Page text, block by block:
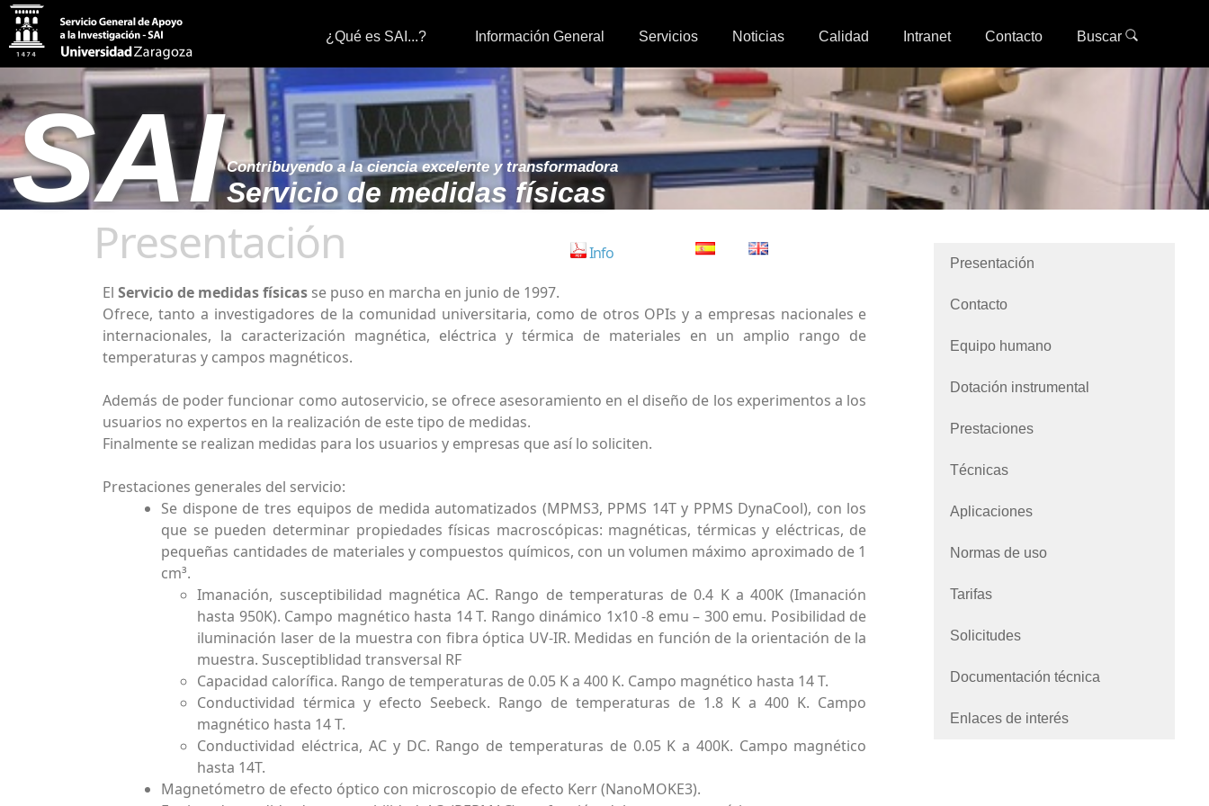
¿Qué es SAI...? Información General Servicios Noticias Calidad Intranet Contacto Buscar
SAI Contribuyendo a la ciencia excelente y transformadora
Servicio de medidas físicas
Presentación
Info
ElServicio de medidas físicas se puso en marcha en junio de 1997.
Ofrece, tanto a investigadores de la comunidad universitaria, como de otros OPIs y a empresas nacionales e
internacionales, la caracterización magnética, eléctrica y térmica de materiales en un amplio rango de
temperaturas y campos magnéticos.
Además de poder funcionar como autoservicio, se ofrece asesoramiento en el diseño de los experimentos a los
usuarios no expertos en la realización de este tipo de medidas.
Finalmente se realizan medidas para los usuarios y empresas que así lo soliciten.
Prestaciones generales del servicio:
Se dispone de tres equipos de medida automatizados (MPMS3, PPMS 14T y PPMS DynaCool), con los
que se pueden determinar propiedades físicas macroscópicas: magnéticas, térmicas y eléctricas, de
pequeñas cantidades de materiales y compuestos químicos, con un volumen máximo aproximado de 1
cm³.
Imanación, susceptibilidad magnética AC. Rango de temperaturas de 0.4 K a 400K (Imanación
hasta 950K). Campo magnético hasta 14 T. Rango dinámico 1x10 -8 emu – 300 emu. Posibilidad de
iluminación laser de la muestra con fibra óptica UV-IR. Medidas en función de la orientación de la
muestra. Susceptiblidad transversal RF
Capacidad calorífica. Rango de temperaturas de 0.05 K a 400 K. Campo magnético hasta 14 T.
Conductividad térmica y efecto Seebeck. Rango de temperaturas de 1.8 K a 400 K. Campo
magnético hasta 14 T.
Conductividad eléctrica, AC y DC. Rango de temperaturas de 0.05 K a 400K. Campo magnético
hasta 14T.
Magnetómetro de efecto óptico con microscopio de efecto Kerr (NanoMOKE3).
Presentación
Contacto
Equipo humano
Dotación instrumental
Prestaciones
Técnicas
Aplicaciones
Normas de uso
Tarifas
Solicitudes
Documentación técnica
Enlaces de interés